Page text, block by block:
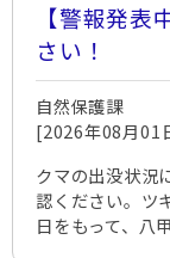
【警報発
さい！
自然保護課
[2026年08月01
クマの出没状況
認ください。ツ
日をもって、八